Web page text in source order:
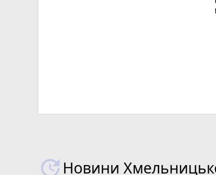
Новини